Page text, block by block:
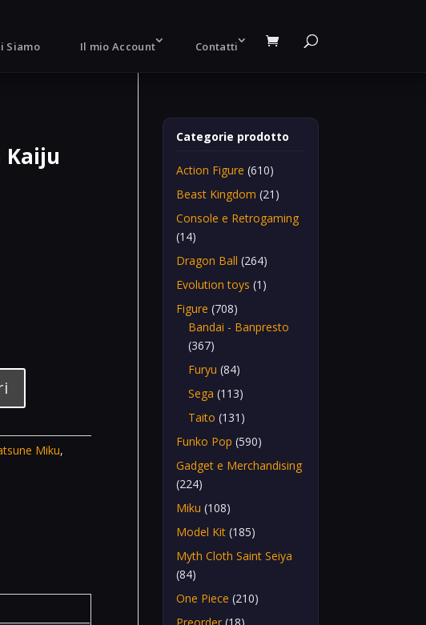
Siamo Il mio Account Contatti
Kaiju
Miku,
Categorie prodotto
Action Figure (610)
Beast Kingdom (21)
Console e Retrogaming
(14)
Dragon Ball (264)
Evolution toys (1)
Figure (708)
Bandai - Banpresto
(367)
Furyu (84)
Sega (113)
Taito (131)
Funko Pop (590)
Gadget e Merchandising
(224)
Miku (108)
Model Kit (185)
Myth Cloth Saint Seiya
(84)
One Piece (210)